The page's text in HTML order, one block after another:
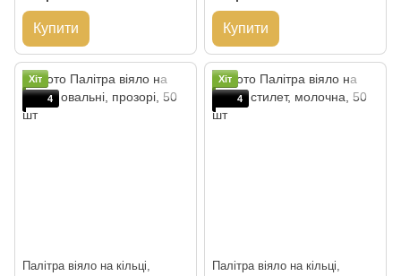
Купити Купити
Хіт
4
Палітра віяло на кільці,
Хіт
4
Палітра віяло на кільці,